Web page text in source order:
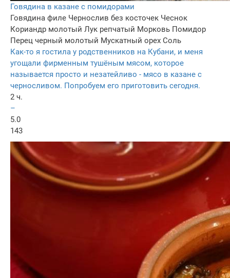
Говядина в казане с помидорами
Говядина филе Чернослив без косточек Чеснок
Кориандр молотый Лук репчатый Морковь Помидор
Перец черный молотый Мускатный орех Соль
Как-то я гостила у родственников на Кубани, и меня
угощали фирменным тушёным мясом, которое
называется просто и незатейливо - мясо в казане с
черносливом. Попробуем его приготовить сегодня.
2 ч.
–
5.0
143